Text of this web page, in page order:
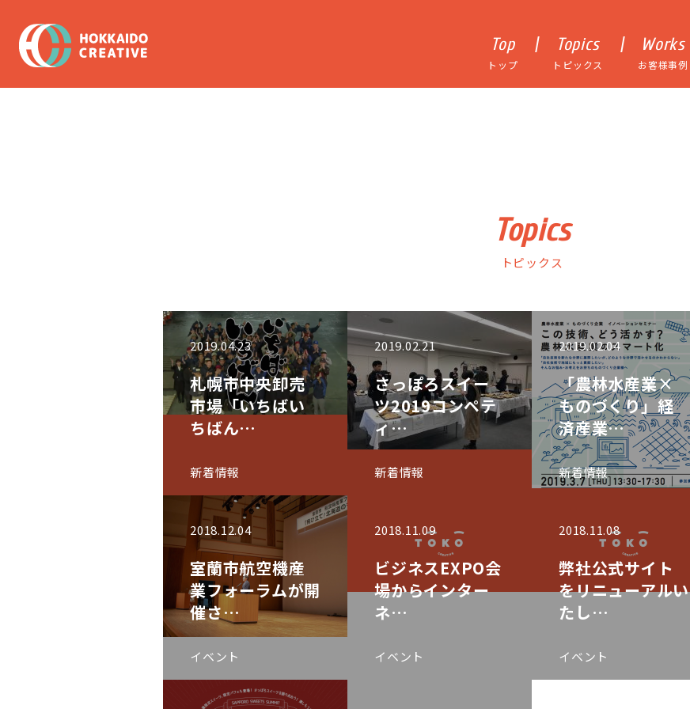
Top
トップ
Topics
トピックス
Works
お客様事例
Topics
トピックス
2019.04.23
札幌市中央卸売
市場「いちばい
ちばん…
新着情報
2019.02.21
さっぽろスイー
ツ2019コンペテ
ィ…
新着情報
2019.02.04
「農林水産業×
ものづくり」経
済産業…
新着情報
2018.12.04
室蘭市航空機産
業フォーラムが開
催さ…
イベント
2018.11.09
ビジネスEXPO会
場からインター
ネ…
イベント
2018.11.08
弊社公式サイト
をリニューアルい
たし…
イベント